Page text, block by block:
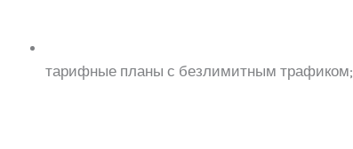
тарифные планы с безлимитным трафиком;